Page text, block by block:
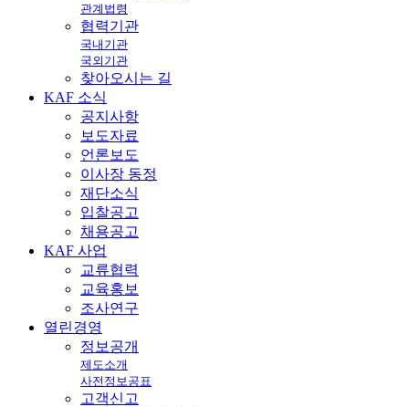
관계법령
협력기관
국내기관
국외기관
찾아오시는 길
KAF 소식
공지사항
보도자료
언론보도
이사장 동정
재단소식
입찰공고
채용공고
KAF 사업
교류협력
교육홍보
조사연구
열린경영
정보공개
제도소개
사전정보공표
고객신고